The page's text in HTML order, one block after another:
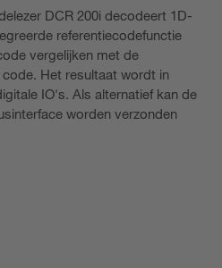
DCR 200i decodeert 1D-
referentiecodefunctie
vergelijken met de
Het resultaat wordt in
IO's. Als alternatief kan de
worden verzonden